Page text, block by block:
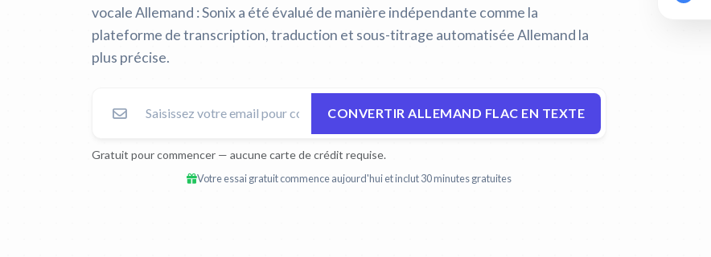
vocale Allemand :Sonix a été évalué de manière indépendante comme la
plateforme de transcription, traduction et sous-titrage automatisée Allemand la
plus précise.
CONVERTIR ALLEMAND FLAC EN TEXTE
Gratuit pour commencer — aucune carte de crédit requise.
Votre essai gratuit commence aujourd'hui et inclut 30 minutes gratuites